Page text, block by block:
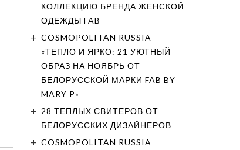
КОЛЛЕКЦИЮ БРЕНДА ЖЕНСКОЙ
ОДЕЖДЫ FAB
COSMOPOLITAN RUSSIA
«ТЕПЛО И ЯРКО: 21 УЮТНЫЙ
ОБРАЗ НА НОЯБРЬ ОТ
БЕЛОРУССКОЙ МАРКИ FAB BY
MARY P»
28 ТЕПЛЫХ СВИТЕРОВ ОТ
БЕЛОРУССКИХ ДИЗАЙНЕРОВ
COSMOPOLITAN RUSSIA